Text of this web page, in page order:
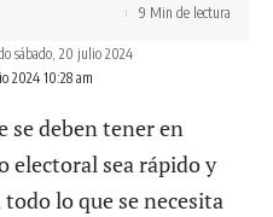
2024 10:28 am
sábado, 20 julio 2024
9 Min de lectura
se deben tener en
electoral sea rápido y
lo que se necesita